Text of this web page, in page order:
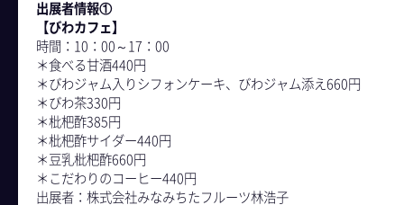
- For Users
出展者情報①
【びわカフェ】
時間：10：00～17：00
＊食べる甘酒440円
＊びわジャム入りシフォンケーキ、びわジャム添え660円
＊びわ茶330円
＊枇杷酢385円
＊枇杷酢サイダー440円
＊豆乳枇杷酢660円
＊こだわりのコーヒー440円
出展者：株式会社みなみちたフルーツ林浩子